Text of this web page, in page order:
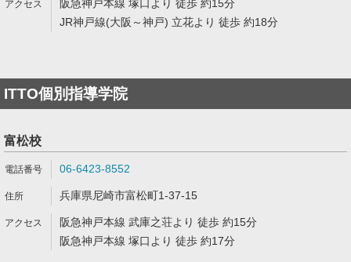
阪急神戸本線 塚口より 徒歩 約15分
JR神戸線(大阪～神戸) 立花より 徒歩 約18分
ITTO個別指導学院
富松校
06-6423-8552
兵庫県尼崎市富松町1-37-15
阪急神戸本線 武庫之荘より 徒歩 約15分
阪急神戸本線 塚口より 徒歩 約17分